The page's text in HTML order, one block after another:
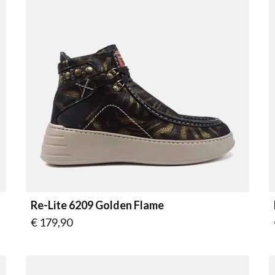
Re-Lite 6209 Golden Flame
Vanaf
€ 179,90